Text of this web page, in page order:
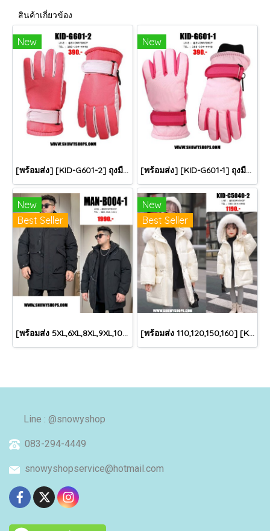
สินค้าเกี่ยวข้อง
New
[พร้อมส่ง] [KID-G601-2] ถุงมือกันหนาวเด็กสีชมพูเข้ม ซับขนด้านใน ใส่กันหนาวเล่นหิมะได้ (เหมาะสำหรับเด็ก 3-5ขวบ)
New
[พร้อมส่ง] [KID-G601-1] ถุงมือกันหนาวเด็กสีชมพูอ่อน ซับขนด้านใน ใส่กันหนาวเล่นหิมะได้ (เหมาะสำหรับเด็ก 3-5ขวบ)
New
Best Seller
[พร้อมส่ง 5XL,6XL,8XL,9XL,10XL] [Man-B004-1] Down Jackets BigSize เสื้อโค้ทขนเป็ดกันหนาวสีดำชายไซด์ใหญ่ มีหมวกฮู้ด ซิปด้านหน้า กันน้ำ ใส่กันหนาวติดลบได้อย่างดี
New
Best Seller
[พร้อมส่ง 110,120,150,160] [KID-C5040-2] เสื้อโค้ทกันหนาวเด็กขนเป็ดสีขาว แขนยาว มีกระเป๋าสองข้าง แบบซิปด้านหน้า หมวกฮู้ดติดเฟอร์ฟรุ้งฟริ้งใส่ติดลบกันหนาว เล่นหิมะได้ค่ะ
Line : @snowyshop
083-294-4449
snowyshopservice@hotmail.com